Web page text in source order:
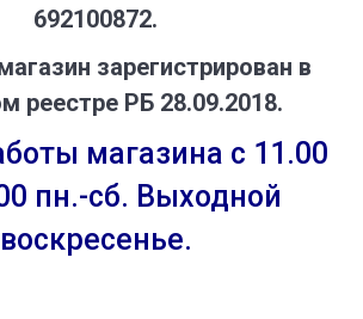
692100872.
зарегистрирован в
реестре РБ 28.09.2018.
магазина с 11.00
пн.-сб. Выходной
воскресенье.